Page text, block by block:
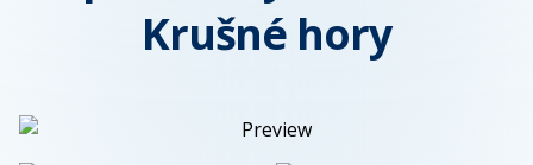
Krušné hory